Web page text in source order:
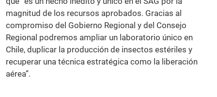
magnitud de los recursos aprobados. Gracias al
compromiso del Gobierno Regional y del Consejo
Regional podremos ampliar un laboratorio único en
Chile, duplicar la producción de insectos estériles y
recuperar una técnica estratégica como la liberación
aérea”.